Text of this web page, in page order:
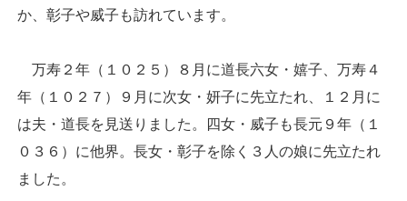
か、彰子や威子も訪れています。
万寿２年（１０２５）８月に道長六女・嬉子、万寿４
年（１０２７）９月に次女・妍子に先立たれ、１２月に
は夫・道長を見送りました。四女・威子も長元９年（１
０３６）に他界。長女・彰子を除く３人の娘に先立たれ
ました。